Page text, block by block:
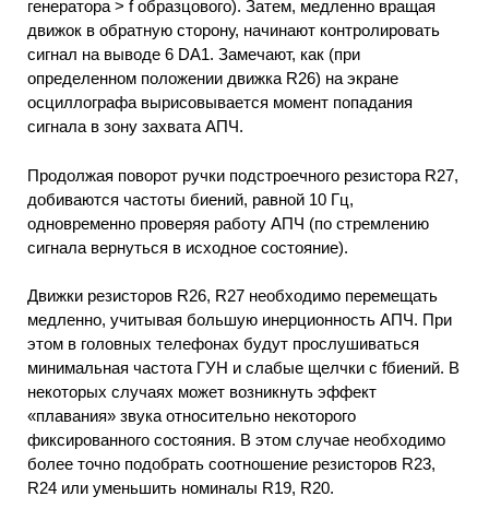
генератора > f образцового). Затем, медленно вращая
движок в обратную сторону, начинают контролировать
сигнал на выводе 6 DA1. Замечают, как (при
определенном положении движка R26) на экране
осциллографа вырисовывается момент попадания
сигнала в зону захвата АПЧ.
Продолжая поворот ручки подстроечного резистора R27,
добиваются частоты биений, равной 10 Гц,
одновременно проверяя работу АПЧ (по стремлению
сигнала вернуться в исходное состояние).
Движки резисторов R26, R27 необходимо перемещать
медленно, учитывая большую инерционность АПЧ. При
этом в головных телефонах будут прослушиваться
минимальная частота ГУН и слабые щелчки с fбиений. В
некоторых случаях может возникнуть эффект
«плавания» звука относительно некоторого
фиксированного состояния. В этом случае необходимо
более точно подобрать соотношение резисторов R23,
R24 или уменьшить номиналы R19, R20.